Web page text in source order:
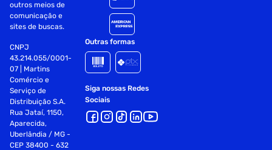
Ângulo da lente:100°
Áudio:Bidirecional (microfone e autofalante) Garantia:1 ano
por defeito de fabricação
Especificações
Anatel
outros meios de
comunicação e
sites de buscas.
CNPJ
43.214.055/0001-
07 | Martins
Comércio e
Serviço de
Distribuição S.A.
Rua Jataí, 1150,
Aparecida,
Uberlândia / MG -
CEP 38400 - 632
Outras formas
Siga nossas Redes
Sociais